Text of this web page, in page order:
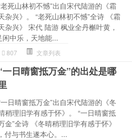
老死山林初不憾”出自宋代陆游的《霜
杂兴》。 “老死山林初不憾”全诗 《霜
杂兴》 宋代 陆游 枫业全丹槲叶黄，
中乐，天地能...
807 文章列表
一日晴窗抵万金”的出处是哪
一日晴窗抵万金”出自宋代陆游的《冬
稍理旧学有感于怀》。 “一日晴窗抵
金”全诗 《冬晴稍理旧学有感于怀》
付与书生遂本心。...